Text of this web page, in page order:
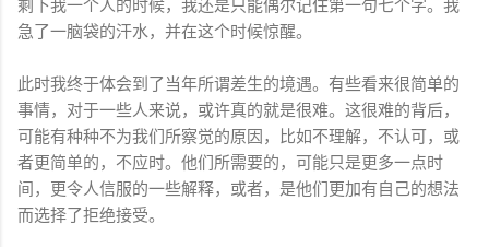
剩下我一个人的时候，我还是只能偶尔记住第一句七个字。我
急了一脑袋的汗水，并在这个时候惊醒。
此时我终于体会到了当年所谓差生的境遇。有些看来很简单的
事情，对于一些人来说，或许真的就是很难。这很难的背后，
可能有种种不为我们所察觉的原因，比如不理解，不认可，或
者更简单的，不应时。他们所需要的，可能只是更多一点时
间，更令人信服的一些解释，或者，是他们更加有自己的想法
而选择了拒绝接受。